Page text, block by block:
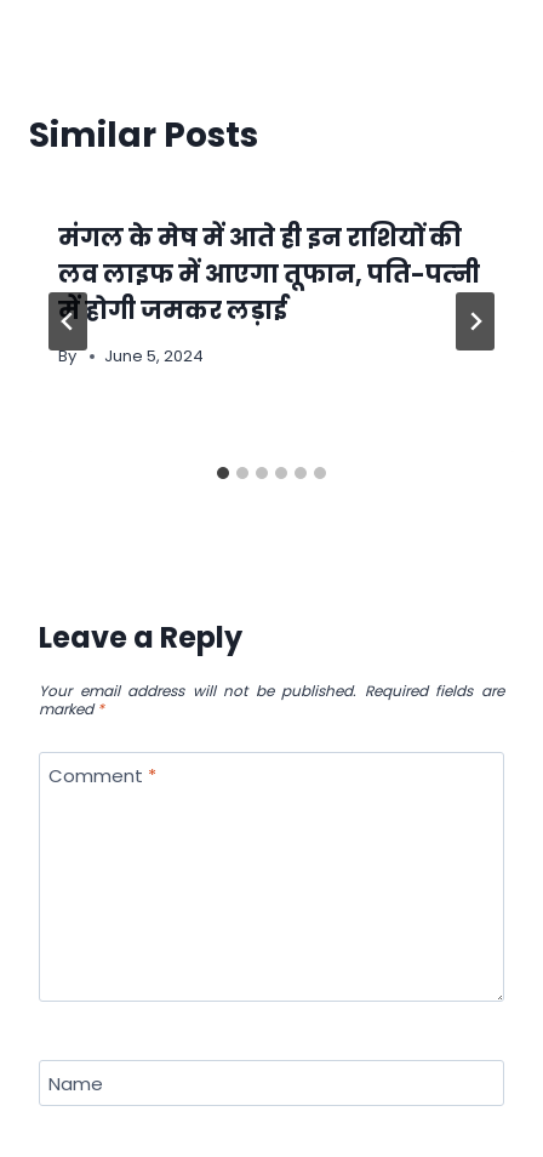
Similar Posts
मंगल के मेष में आते ही इन राशियों की
लव लाइफ में आएगा तूफान, पति-पत्‍नी
में होगी जमकर लड़ाई
By June 5, 2024
Leave a Reply
Your email address will not be published. Required fields are
marked*
Comment *
Name